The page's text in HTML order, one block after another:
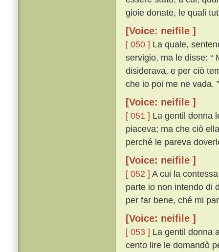
gioie donate, le quali
[Voice: neifile ]
[ 050 ] La quale,
servigio, ma le disse: “
disiderava, e per ciò
che io poi me ne vada. ”
[Voice: neifile ]
[ 051 ] La gentil donna
piaceva; ma che ciò
perché le pareva
[Voice: neifile ]
[ 052 ] A cui la
parte io non intendo di
per far bene, ché mi
[Voice: neifile ]
[ 053 ] La gentil donna
cento lire le domandò